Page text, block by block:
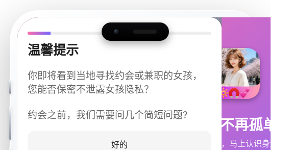
温馨提示
你即将看到当地寻找约会或兼职的女孩，
您能否保密不泄露女孩隐私？
约会之前，我们需要问几个简短问题?
好的
今晚不再孤单
同城快速匹配，马上认识身边的TA